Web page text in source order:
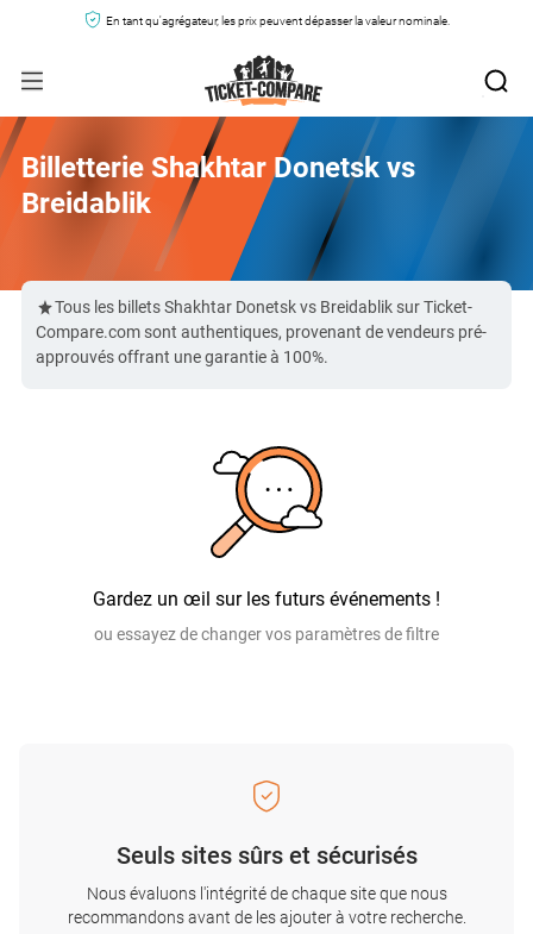
En tant qu'agrégateur, les prix peuvent dépasser la valeur nominale.
Billetterie Shakhtar Donetsk vs
Breidablik
Tous les billets Shakhtar Donetsk vs Breidablik sur Ticket-
Compare.com sont authentiques, provenant de vendeurs pré-
approuvés offrant une garantie à 100%.
Gardez un œil sur les futurs événements !
ou essayez de changer vos paramètres de filtre
Seuls sites sûrs et sécurisés
Nous évaluons l'intégrité de chaque site que nous
recommandons avant de les ajouter à votre recherche.